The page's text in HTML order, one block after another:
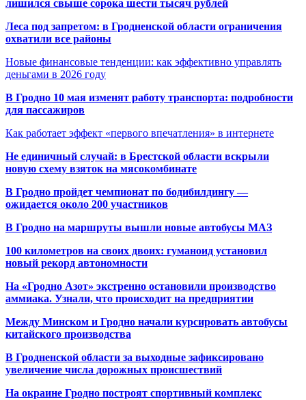
лишился свыше сорока шести тысяч рублей
Леса под запретом: в Гродненской области ограничения
охватили все районы
Новые финансовые тенденции: как эффективно управлять
деньгами в 2026 году
В Гродно 10 мая изменят работу транспорта: подробности
для пассажиров
Как работает эффект «первого впечатления» в интернете
Не единичный случай: в Брестской области вскрыли
новую схему взяток на мясокомбинате
В Гродно пройдет чемпионат по бодибилдингу —
ожидается около 200 участников
В Гродно на маршруты вышли новые автобусы МАЗ
100 километров на своих двоих: гуманоид установил
новый рекорд автономности
На «Гродно Азот» экстренно остановили производство
аммиака. Узнали, что происходит на предприятии
Между Минском и Гродно начали курсировать автобусы
китайского производства
В Гродненской области за выходные зафиксировано
увеличение числа дорожных происшествий
На окраине Гродно построят спортивный комплекс